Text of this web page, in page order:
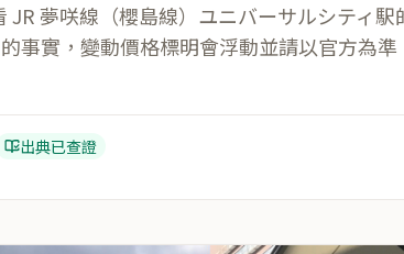
JR 夢咲線（櫻島線）ユニバーサルシティ駅
事實，變動價格標明會浮動並請以官方為
出典已查證